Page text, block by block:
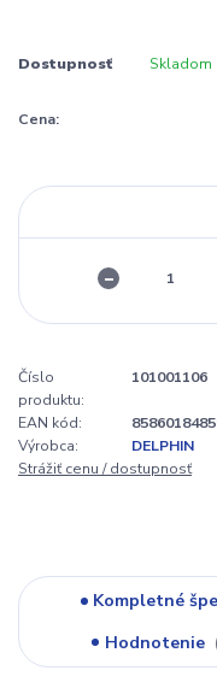
Dostupnosť Skladom
Cena:
Číslo
produktu:
101001106
EAN kód:
Výrobca:
DELPHIN
Strážiť cenu / dostupnosť
Kompletné
Hodnotenie